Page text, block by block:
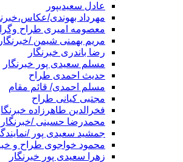
عادل سعیدیپور
مهرداد بهوندی/
معصومه امیری طراح
مریم بهمنی شیمن /خبرنگار
رضا باندری خبرنگار
مسلم سعیدی پور خبرنگار
حدیث احمدی طراح
مسلم احمدی/ قائم مقام
مجتبی کیانی طراح
فخرالدین طاهرزاده
محمدرضا حسینی /
جمشید سعیدی پور /
محمود خواجوی طراح و
زهرا سعیدی پور خبرنگار